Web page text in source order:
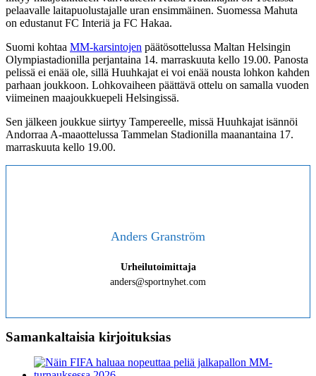
pelaavalle laitapuolustajalle uran ensimmäinen. Suomessa Mahuta
on edustanut FC Interiä ja FC Hakaa.
Suomi kohtaa MM-karsintojen päätösottelussa Maltan Helsingin
Olympiastadionilla perjantaina 14. marraskuuta kello 19.00. Panosta
pelissä ei enää ole, sillä Huuhkajat ei voi enää nousta lohkon kahden
parhaan joukkoon. Lohkovaiheen päättävä ottelu on samalla vuoden
viimeinen maajoukkuepeli Helsingissä.
Sen jälkeen joukkue siirtyy Tampereelle, missä Huuhkajat isännöi
Andorraa A-maaottelussa Tammelan Stadionilla maanantaina 17.
marraskuuta kello 19.00.
Anders Granström
Urheilutoimittaja
anders@sportnyhet.com
Samankaltaisia kirjoituksias